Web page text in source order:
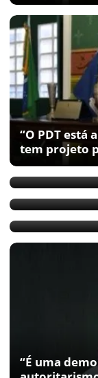
“O PDT está
tem projeto
PV
O encontro
2 de Julho:
“É uma